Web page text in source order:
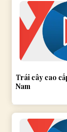
Trái cây cao
Nam